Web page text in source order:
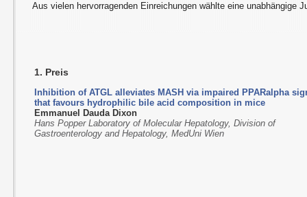
Aus vielen hervorragenden Einreichungen wählte eine unabhängige
1. Preis
Inhibition of ATGL alleviates MASH via impaired PPARalpha
that favours hydrophilic bile acid composition in mice
Emmanuel Dauda Dixon
Hans Popper Laboratory of Molecular Hepatology, Division of
Gastroenterology and Hepatology, MedUni Wien